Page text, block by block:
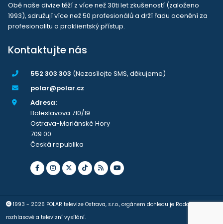
Obě naše divize těží z více než 30ti let zkušeností (založeno
1993), sdružují více než 50 profesionálů a drží řadu ocenění za
profesionalitu a proklientský přístup.
Kontaktujte nás
552 303 303 (Nezasílejte SMS, děkujeme)
polar@polar.cz
Adresa:
Boleslavova 710/19
Ostrava-Mariánské Hory
709 00
Česká republika
1993 - 2026 POLAR televize Ostrava, s.r.o., orgánem dohledu je Rada pro
rozhlasové a televizní vysílání.